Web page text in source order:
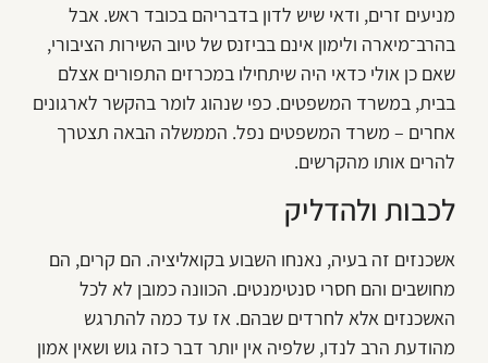
מניעים זרים, ודאי שיש לדון בדבריהם בכובד ראש. אבל
בהרב־מיארה ולימון אינם בביזנס של טיוב השירות הציבורי,
שאם כן אולי כדאי היה שיתחילו במכרזים התפורים אצלם
בבית, במשרד המשפטים. כפי שנהוג לומר בהקשר לארגונים
אחרים – משרד המשפטים נפל. הממשלה הבאה תצטרך
להרים אותו מהקרשים.
לכבות ולהדליק
אשכנזים זה בעיה, נאנחו השבוע בקואליציה. הם קרים, הם
מחושבים והם חסרי סנטימנטים. הכוונה כמובן לא לכל
האשכנזים אלא לחרדים שבהם. אז עד כמה להתרגש
מהודעת הרב לנדו, שלפיה אין יותר דבר כזה גוש ושאין אמון